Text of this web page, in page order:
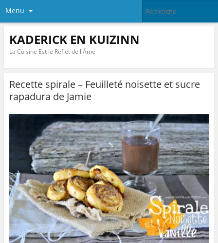
Menu
KADERICK EN KUIZINN
La Cuisine Est le Reflet de l'Âme
Recette spirale – Feuilleté noisette et sucre
rapadura de Jamie